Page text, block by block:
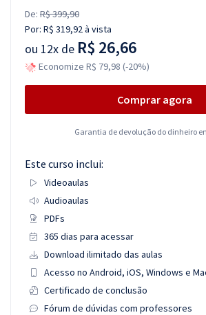
De: R$ 399,90
Por: R$ 319,92à vista
ou 12x de R$ 26,66
Economize R$ 79,98 (-20%)
Comprar agora
Garantia de devolução do dinheiro
Este curso inclui:
Videoaulas
Audioaulas
PDFs
365 dias para acessar
Download ilimitado das aulas
Acesso no Android, iOS, Windows e
Certificado de conclusão
Fórum de dúvidas com professores